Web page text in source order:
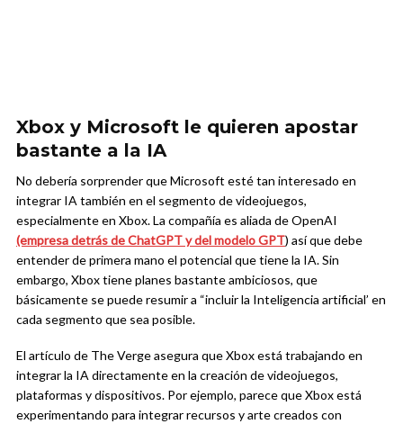
Xbox y Microsoft le quieren apostar
bastante a la IA
No debería sorprender que Microsoft esté tan interesado en
integrar IA también en el segmento de videojuegos,
especialmente en Xbox. La compañía es aliada de OpenAI
(empresa detrás de ChatGPT y del modelo GPT) así que debe
entender de primera mano el potencial que tiene la IA. Sin
embargo, Xbox tiene planes bastante ambiciosos, que
básicamente se puede resumir a “incluir la Inteligencia artificial’ en
cada segmento que sea posible.
El artículo de The Verge asegura que Xbox está trabajando en
integrar la IA directamente en la creación de videojuegos,
plataformas y dispositivos. Por ejemplo, parece que Xbox está
experimentando para integrar recursos y arte creados con